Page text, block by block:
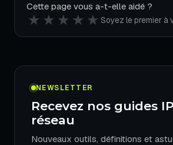
Cette page vous a-t-elle aidé ?
★ ★ ★ ★ ★ Soyez le premier à
NEWSLETTER
Recevez nos guides
réseau
Nouveaux outils, définitions et